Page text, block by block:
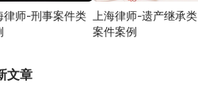
律师-刑事案件类
上海律师-遗产继承类
案件案例
文章